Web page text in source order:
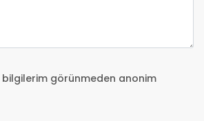
görünmeden anonim